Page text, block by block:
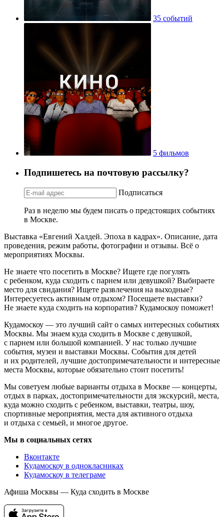
35 событий
5 фильмов
Подпишетесь на почтовую рассылку?
Подписаться
Раз в неделю мы будем писать о предстоящих событиях
в Москве.
Выставка «Евгений Халдей. Эпоха в кадрах». Описание, дата
проведения, режим работы, фотографии и отзывы. Всё о
мероприятиях Москвы.
Не знаете что посетить в Москве? Ищете где погулять
с ребенком, куда сходить с парнем или девушкой? Выбираете
место для свидания? Ищете развлечения на выходные?
Интересуетесь активным отдыхом? Посещаете выставки?
Не знаете куда сходить на корпоратив? Кудамоскоу поможет!
Кудамоскоу — это лучший сайт о самых интересных событиях
Москвы. Мы знаем куда сходить в Москве с девушкой,
с парнем или большой компанией. У нас только лучшие
события, музеи и выставки Москвы. События для детей
и их родителей, лучшие достопримечательности и интересные
места Москвы, которые обязательно стоит посетить!
Мы советуем любые варианты отдыха в Москве — концерты,
отдых в парках, достопримечательности для экскурсий, места,
куда можно сходить с ребенком, выставки, театры, шоу,
спортивные мероприятия, места для активного отдыха
и отдыха с семьей, и многое другое.
Мы в социальных сетях
Вконтакте
Кудамоскоу в однокласниках
Кудамоскоу в телеграме
Афиша Москвы — Куда сходить в Москве